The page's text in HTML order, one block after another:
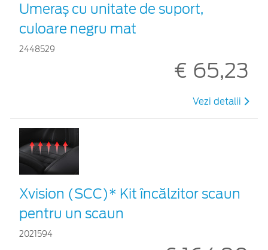
Umeraș cu unitate de suport,
culoare negru mat
2448529
€ 65,23
Vezi detalii
Xvision (SCC)* Kit încălzitor scaun
pentru un scaun
2021594